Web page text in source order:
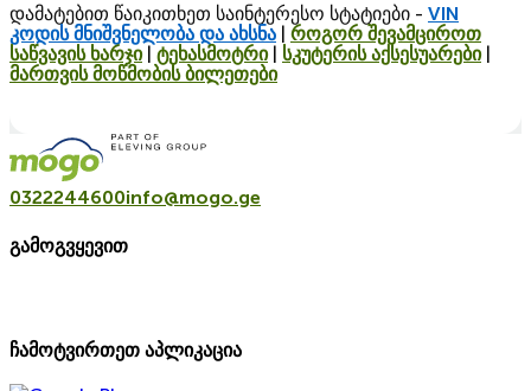
დამატებით წაიკითხეთ საინტერესო სტატიები - VIN
კოდის მნიშვნელობა და ახსნა | როგორ შევამციროთ
საწვავის ხარჯი| ტეხასმოტრი| სკუტერის აქსესუარები|
მართვის მოწმობის ბილეთები
0322244600info@mogo.ge
გამოგვყევით
ჩამოტვირთეთ აპლიკაცია